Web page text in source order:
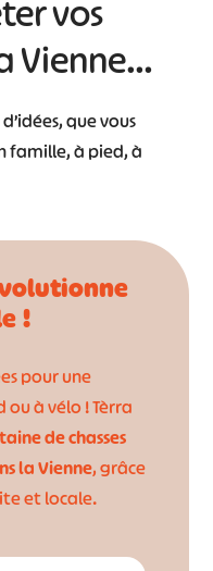
vos
Vienne…
que vous
famille, à pied, à
!
pour une
à vélo ! Tèrra
de chasses
la Vienne, grâce
et locale.